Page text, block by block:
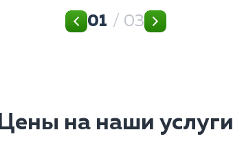
01 / 03
Цены на наши услуги